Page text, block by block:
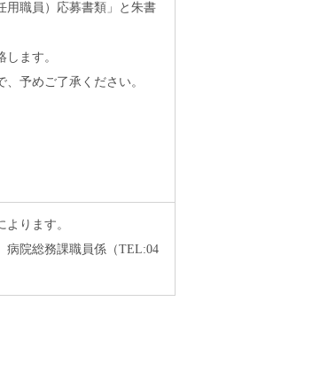
用職員）応募書類」と朱書
します。
予めご了承ください。
ります。
院総務課職員係（TEL:04